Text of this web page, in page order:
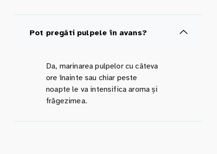
Pot pregăti pulpele în avans?
Da, marinarea pulpelor cu câteva
ore înainte sau chiar peste
noapte le va intensifica aroma și
frăgezimea.